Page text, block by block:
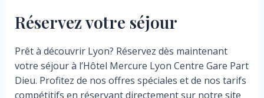
Réservez votre séjour
Prêt à découvrir Lyon? Réservez dès maintenant
votre séjour à l’Hôtel Mercure Lyon Centre Gare Part
Dieu. Profitez de nos offres spéciales et de nos tarifs
compétitifs en réservant directement sur notre site